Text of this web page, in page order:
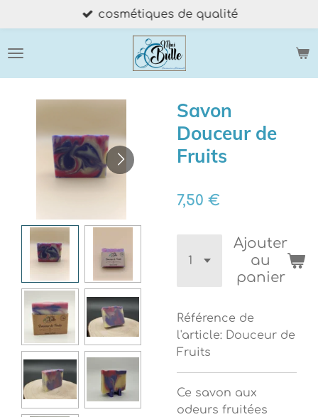
au
contenu
cosmétiques de qualité
Savon
Douceur de
Fruits
7,50 €
Ajouter
au
panier
Référence de
l'article: Douceur de
Fruits
Ce savon aux
odeurs fruitées